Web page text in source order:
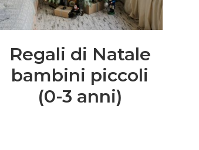
Regali di Natale
bambini piccoli
(0-3 anni)